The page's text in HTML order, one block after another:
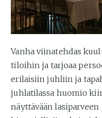
Vanha viinatehdas
tiloihin ja tarjoaa
erilaisiin juhliin ja
juhlatilassa huomio
näyttävään